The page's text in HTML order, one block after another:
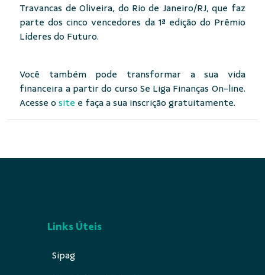
Travancas de Oliveira, do Rio de Janeiro/RJ, que faz
parte dos cinco vencedores da 1ª edição do Prêmio
Líderes do Futuro.
Você também pode transformar a sua vida
financeira a partir do curso Se Liga Finanças On-line.
Acesse osite e faça a sua inscrição gratuitamente.
Links Úteis
Sipag